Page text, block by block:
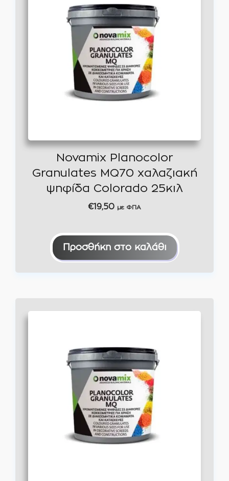
Novamix Planocolor
Granulates MQ70 χαλαζιακή
ψηφίδα Colorado 25κιλ
€19,50 με ΦΠΑ
Προσθήκη στο καλάθι